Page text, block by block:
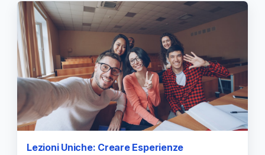
Lezioni Uniche: Creare Esperienze